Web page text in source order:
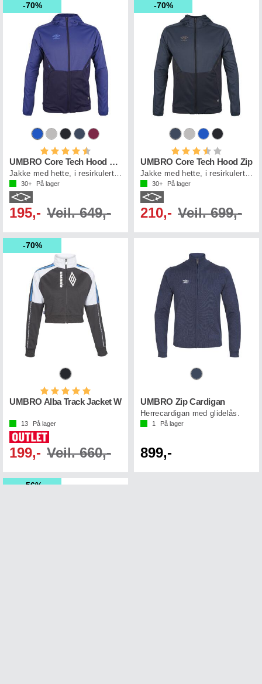
70%
Karakter:
UMBRO Core Tech Hood Zip J
Jakke med hette, i resirkulert polyester
30+ På lager
195,- Veil. 649,-
70%
Karakter:
UMBRO Core Tech Hood Zip
Jakke med hette, i resirkulert polyester
30+ På lager
210,- Veil. 699,-
70%
Karakter:
UMBRO Alba Track Jacket W
13 På lager
199,- Veil. 660,-
UMBRO Zip Cardigan
Herrecardigan med glidelås.
1 På lager
899,-
56%